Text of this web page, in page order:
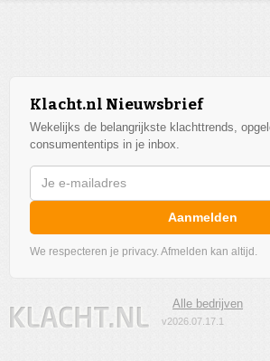
Klacht.nl Nieuwsbrief
Wekelijks de belangrijkste klachttrends,
consumententips in je inbox.
Aanmelden
We respecteren je privacy. Afmelden kan altijd.
Alle bedrijven
v2026.07.17.1